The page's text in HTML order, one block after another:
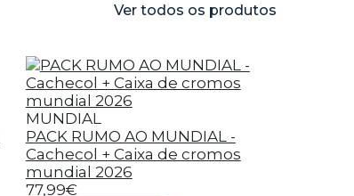
Ver todos os produtos
MUNDIAL
PACK RUMO AO MUNDIAL -
Cachecol + Caixa de cromos
mundial 2026
77,99€